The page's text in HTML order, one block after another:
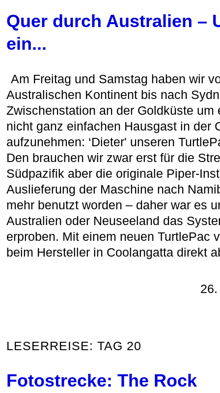
Quer durch Australien –
ein...
Am Freitag und Samstag haben wir
Australischen Kontinent bis nach
Zwischenstation an der Goldküste um
nicht ganz einfachen Hausgast in der
aufzunehmen: ‘Dieter' unseren
Den brauchen wir zwar erst für die
Südpazifik aber die originale Piper-
Auslieferung der Maschine nach
mehr benutzt worden – daher war es
Australien oder Neuseeland das
erproben. Mit einem neuen TurtlePac
beim Hersteller in Coolangatta direkt
LESERREISE: TAG 20
Fotostrecke: The Rock